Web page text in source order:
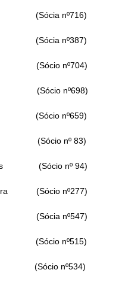
(Sócia nº716)
(Sócia nº387)
nº704)
Pito (Sócio nº698)
(Sócio nº659)
(Sócio nº 83)
(Sócio nº 94)
(Sócio nº277)
(Sócia nº547)
(Sócio nº515)
nº534)